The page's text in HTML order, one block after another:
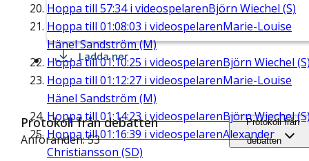
Hoppa till 57:34i videospelarenBjörn Wiechel (S)
Hoppa till 01:08:03 i videospelarenMarie-Louise
Hänel Sandström (M)
Hoppa till01:10:25 i videospelarenBjörn Wiechel
Hoppa till 01:12:27 i videospelarenMarie-Louise
Hänel Sandström (M)
Hoppa till 01:14:23 i videospelarenBjörn Wiechel
Hoppa till01:16:39 i videospelarenAlexander
Christiansson (SD)
Ladda ner
Protokoll från debatten
Anföranden: 53
Protokoll från
debatten